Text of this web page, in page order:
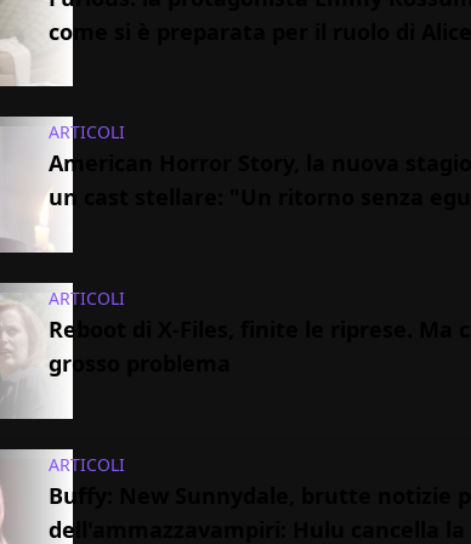
come si è preparata per il ruolo di Alice
ARTICOLI
American Horror Story, la nuova
un cast stellare: "Un ritorno senza
ARTICOLI
Reboot di X-Files, finite le riprese. Ma
grosso problema
ARTICOLI
Buffy: New Sunnydale, brutte notizie
dell'ammazzavampiri: Hulu cancella la